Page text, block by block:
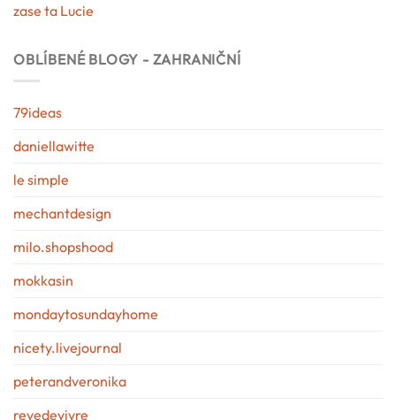
zase ta Lucie
OBLÍBENÉ BLOGY - ZAHRANIČNÍ
79ideas
daniellawitte
le simple
mechantdesign
milo.shopshood
mokkasin
mondaytosundayhome
nicety.livejournal
peterandveronika
revedevivre